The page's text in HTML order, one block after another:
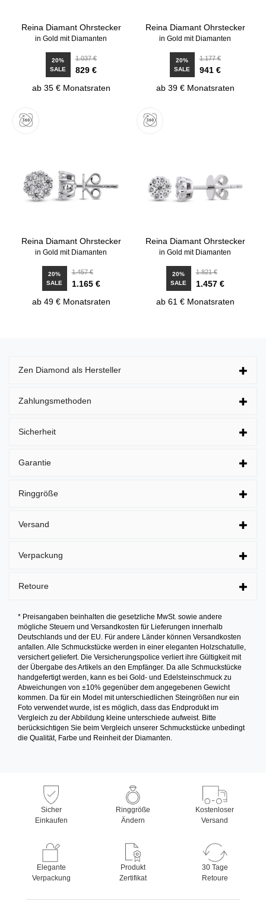
Reina Diamant Ohrstecker
in Gold mit Diamanten
20%
SALE
1.037 €
829 €
ab 35 € Monatsraten
Reina Diamant Ohrstecker
in Gold mit Diamanten
20%
SALE
1.177 €
941 €
ab 39 € Monatsraten
Reina Diamant Ohrstecker
in Gold mit Diamanten
20%
SALE
1.457 €
1.165 €
ab 49 € Monatsraten
Reina Diamant Ohrstecker
in Gold mit Diamanten
20%
SALE
1.821 €
1.457 €
ab 61 € Monatsraten
Zen Diamond als Hersteller
Zahlungsmethoden
Sicherheit
Garantie
Ringgröße
Versand
Verpackung
Retoure
* Preisangaben beinhalten die gesetzliche MwSt. sowie andere
mögliche Steuern und Versandkosten für Lieferungen innerhalb
Deutschlands und der EU. Für andere Länder können Versandkosten
anfallen. Alle Schmuckstücke werden in einer eleganten Holzschatulle,
versichert geliefert. Die Versicherungspolice verliert ihre Gültigkeit mit
der Übergabe des Artikels an den Empfänger. Da alle Schmuckstücke
handgefertigt werden, kann es bei Gold- und Edelsteinschmuck zu
Abweichungen von ±10% gegenüber dem angegebenen Gewicht
kommen. Da für ein Model mit unterschiedlichen Steingrößen nur ein
Foto verwendet wurde, ist es möglich, dass das Endprodukt im
Vergleich zu der Abbildung kleine unterschiede aufweist. Bitte
berücksichtigen Sie beim Vergleich unserer Schmuckstücke unbedingt
die Qualität, Farbe und Reinheit der Diamanten.
Sicher
Einkaufen
Ringgröße
Ändern
Kostenloser
Versand
Elegante
Verpackung
Produkt
Zertifikat
30 Tage
Retoure